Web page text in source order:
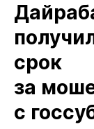
срок
за
с